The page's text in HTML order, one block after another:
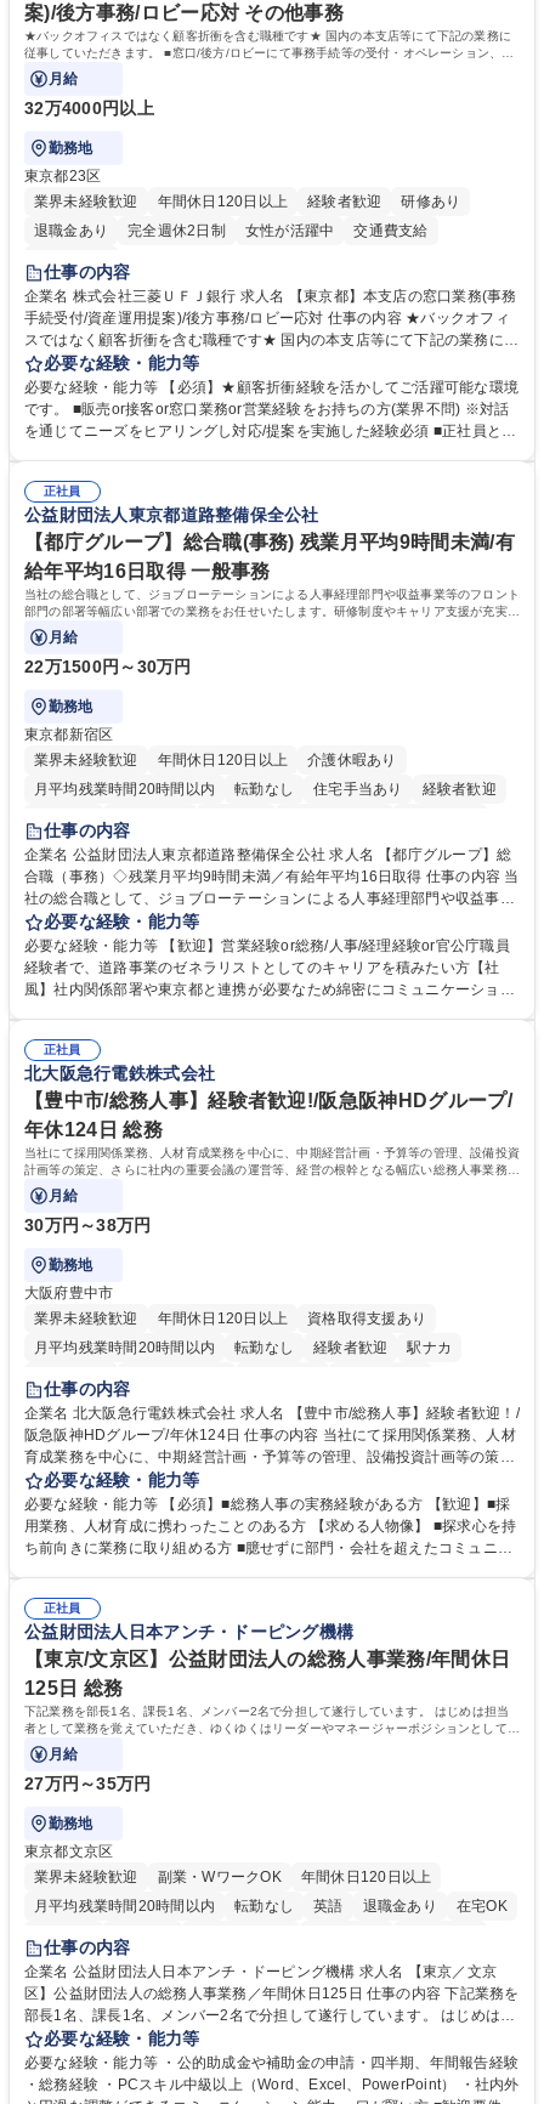
す。 学歴・資格 学歴：大学院 大学 語学力： 資格：
案)/後方事務/ロビー応対 その他事務
★バックオフィスではなく顧客折衝を含む職種です★ 国内の本支店等にて下記の業務に
従事していただきます。 ■窓口/後方/ロビーにて事務手続等の受付・オペレーション、お
客様対応
月給
32万4000円以上
勤務地
東京都23区
業界未経験歓迎
年間休日120日以上 経験者歓迎
研修あり
退職金あり
完全週休2日制 女性が活躍中
交通費支給
土日祝休み
仕事の内容
企業名 株式会社三菱ＵＦＪ銀行 求人名 【東京都】本支店の窓口業務(事務
手続受付/資産運用提案)/後方事務/ロビー応対 仕事の内容 ★バックオフィ
スではなく顧客折衝を含む職種です★ 国内の本支店等にて下記の業務に従
事していただきます。 ■窓口/後方/ロビーにて事務手続等の受付・オペレ
ーション、お客様対応 ■窓口にて、ご来店された個人のお客様に対して金
融商品のご提案 ■効率的な事務運用の検討・構築等 ≪業務紹介：ご応募前
に必ずご覧ください≫ ※記事 https://www.mysite.bk.mufg.jp/career/circle/
必要な経験・能力等
必要な経験・能力等 【必須】★顧客折衝経験を活かしてご活躍可能な環境
です。 ■販売or接客or窓口業務or営業経験をお持ちの方(業界不問) ※対話
を通じてニーズをヒアリングし対応/提案を実施した経験必須 ■正社員とし
るので安心して入行いただけます。 幅広いキャリアの選択肢があり、公募
や社内副業等を活用し、 一人ひとりが挑戦できるカルチャーが浸透してい
ます。 学歴・資格 学歴：大学院 大学 高専 短大 専修学校 高校 語学力：
資格：
正社員
公益財団法人東京都道路整備保全公社
【都庁グループ】総合職(事務) 残業月平均9時間未満/有
給年平均16日取得 一般事務
当社の総合職として、ジョブローテーションによる人事経理部門や収益事業等のフロント
部門の部署等幅広い部署での業務をお任せいたします。研修制度やキャリア支援が充実し
ております！ ※下記業務詳細
月給
22万1500円～30万円
勤務地
東京都新宿区
業界未経験歓迎
年間休日120日以上
介護休暇あり
月平均残業時間20時間以内
転勤なし 住宅手当あり
経験者歓迎
研修あり
退職金あり
駅近5分以内
資格取得手当あり 食事補助あり
仕事の内容
企業名 公益財団法人東京都道路整備保全公社 求人名 【都庁グループ】総
合職（事務）◇残業月平均9時間未満／有給年平均16日取得 仕事の内容 当
社の総合職として、ジョブローテーションによる人事経理部門や収益事業
等のフロント部門の部署等幅広い部署での業務をお任せいたします。研修
制度やキャリア支援が充実しております！ ※下記業務詳細 【業務詳細】■
管理部門：広報、人事、経理など当公社の運営に係る管理業務 ■収益部
門：駐車場の新規開拓、管理運営、新宿駅西口広場の「イベントコーナ
道路施設や道路工事現場の見学ツアー事業 ※入社後は上記いずれかの部門
へ配属。※業務内容変更の範囲：会社の定める業務 募集職種 【都庁グル
ープ】総合職（事務）◇残業月平均9時間未満／有給年平均16日取得
必要な経験・能力等
必要な経験・能力等 【歓迎】営業経験or総務/人事/経理経験or官公庁職員
経験者で、道路事業のゼネラリストとしてのキャリアを積みたい方【社
風】社内関係部署や東京都と連携が必要なため綿密にコミュニケーション
部門など多岐に渡る業務を経験できます。 ■様々なプロジェクト：駐車場
事業の他、新宿駅西口広場内に設置された照明を兼ねた広告「ブライトサ
イン」の管理運営を行うなど、事業収益を生み出す活動を積極的に行って
います。 学歴・資格 学歴：大学院 大学 高専 短大 専修学校 高校 語学力：
資格：
正社員
北大阪急行電鉄株式会社
【豊中市/総務人事】経験者歓迎!/阪急阪神HDグループ/
年休124日 総務
当社にて採用関係業務、人材育成業務を中心に、中期経営計画・予算等の管理、設備投資
計画等の策定、さらに社内の重要会議の運営等、経営の根幹となる幅広い総務人事業務全
般を担当していただきます。
月給
30万円～38万円
勤務地
大阪府豊中市
業界未経験歓迎
年間休日120日以上
資格取得支援あり
月平均残業時間20時間以内
転勤なし 経験者歓迎
駅ナカ
退職金あり
土日祝休み
服装自由 昼食補助あり 食事補助あり
仕事の内容
企業名 北大阪急行電鉄株式会社 求人名 【豊中市/総務人事】経験者歓迎！/
阪急阪神HDグループ/年休124日 仕事の内容 当社にて採用関係業務、人材
育成業務を中心に、中期経営計画・予算等の管理、設備投資計画等の策
定、さらに社内の重要会議の運営等、経営の根幹となる幅広い総務人事業
務全般を担当していただきます。 【主な業務内容】 ■採用関係業務および
人材育成(社員研修)業務の推進 ■中期経営計画および予算等の管理 ■設備
投資計画等の策定 ■社内の重要会議の運営 ■その他総務人事業務全般 【入
務人事】経験者歓迎！/阪急阪神HDグループ/年休124日
必要な経験・能力等
必要な経験・能力等 【必須】■総務人事の実務経験がある方 【歓迎】■採
用業務、人材育成に携わったことのある方 【求める人物像】 ■探求心を持
ち前向きに業務に取り組める方 ■臆せずに部門・会社を超えたコミュニケ
囲のメンバーと協調しつつ主体性を持って能動的に業務を推進できる方 学
歴・資格 学歴：大学院 大学 高専 短大 専修学校 高校 語学力： 資格：
正社員
公益財団法人日本アンチ・ドーピング機構
【東京/文京区】公益財団法人の総務人事業務/年間休日
125日 総務
下記業務を部長1名、課長1名、メンバー2名で分担して遂行しています。 はじめは担当
者として業務を覚えていただき、ゆくゆくはリーダーやマネージャーポジションとして活
躍いただくことを期待しています。
月給
27万円～35万円
勤務地
東京都文京区
業界未経験歓迎
副業・WワークOK
年間休日120日以上
月平均残業時間20時間以内
転勤なし 英語 退職金あり
在宅OK
賞与あり
育休あり
食事補助あり
仕事の内容
企業名 公益財団法人日本アンチ・ドーピング機構 求人名 【東京／文京
区】公益財団法人の総務人事業務／年間休日125日 仕事の内容 下記業務を
部長1名、課長1名、メンバー2名で分担して遂行しています。 はじめは担
当者として業務を覚えていただき、ゆくゆくはリーダーやマネージャーポ
ジションとして活躍いただくことを期待しています。 【総務・人事グルー
プの業務内容】 ・人事制度関連 ・採用活動 ・教育研修の企画、実行 ・勤
必要な経験・能力等
必要な経験・能力等 ・公的助成金や補助金の申請・四半期、年間報告経験
・総務経験 ・PCスキル中級以上（Word、Excel、PowerPoint） ・社内外